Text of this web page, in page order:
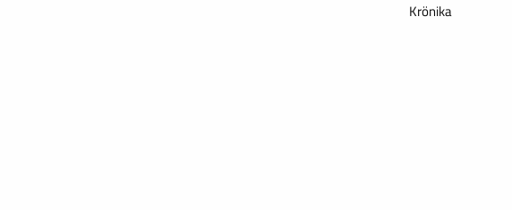
Krönika